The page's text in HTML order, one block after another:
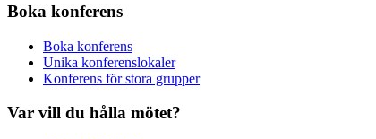
Boka konferens
Boka konferens
Unika konferenslokaler
Konferens för stora grupper
Var vill du hålla mötet?